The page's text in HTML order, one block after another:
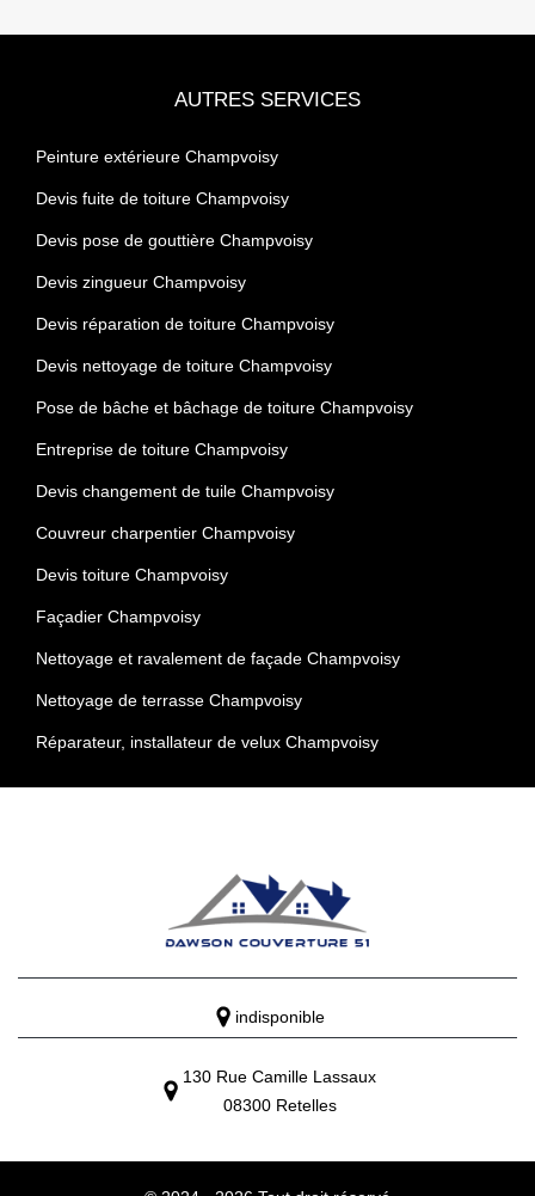
AUTRES SERVICES
Peinture extérieure Champvoisy
Devis fuite de toiture Champvoisy
Devis pose de gouttière Champvoisy
Devis zingueur Champvoisy
Devis réparation de toiture Champvoisy
Devis nettoyage de toiture Champvoisy
Pose de bâche et bâchage de toiture Champvoisy
Entreprise de toiture Champvoisy
Devis changement de tuile Champvoisy
Couvreur charpentier Champvoisy
Devis toiture Champvoisy
Façadier Champvoisy
Nettoyage et ravalement de façade Champvoisy
Nettoyage de terrasse Champvoisy
Réparateur, installateur de velux Champvoisy
indisponible
130 Rue Camille Lassaux
08300 Retelles